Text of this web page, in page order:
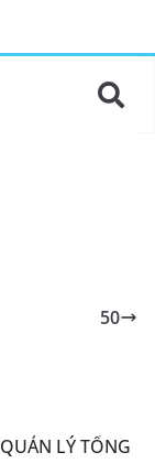
50
LÝ TỔNG